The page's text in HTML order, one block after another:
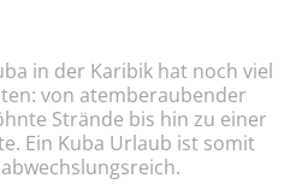
in der Karibik hat noch viel
von atemberaubender
Strände bis hin zu einer
Ein Kuba Urlaub ist somit